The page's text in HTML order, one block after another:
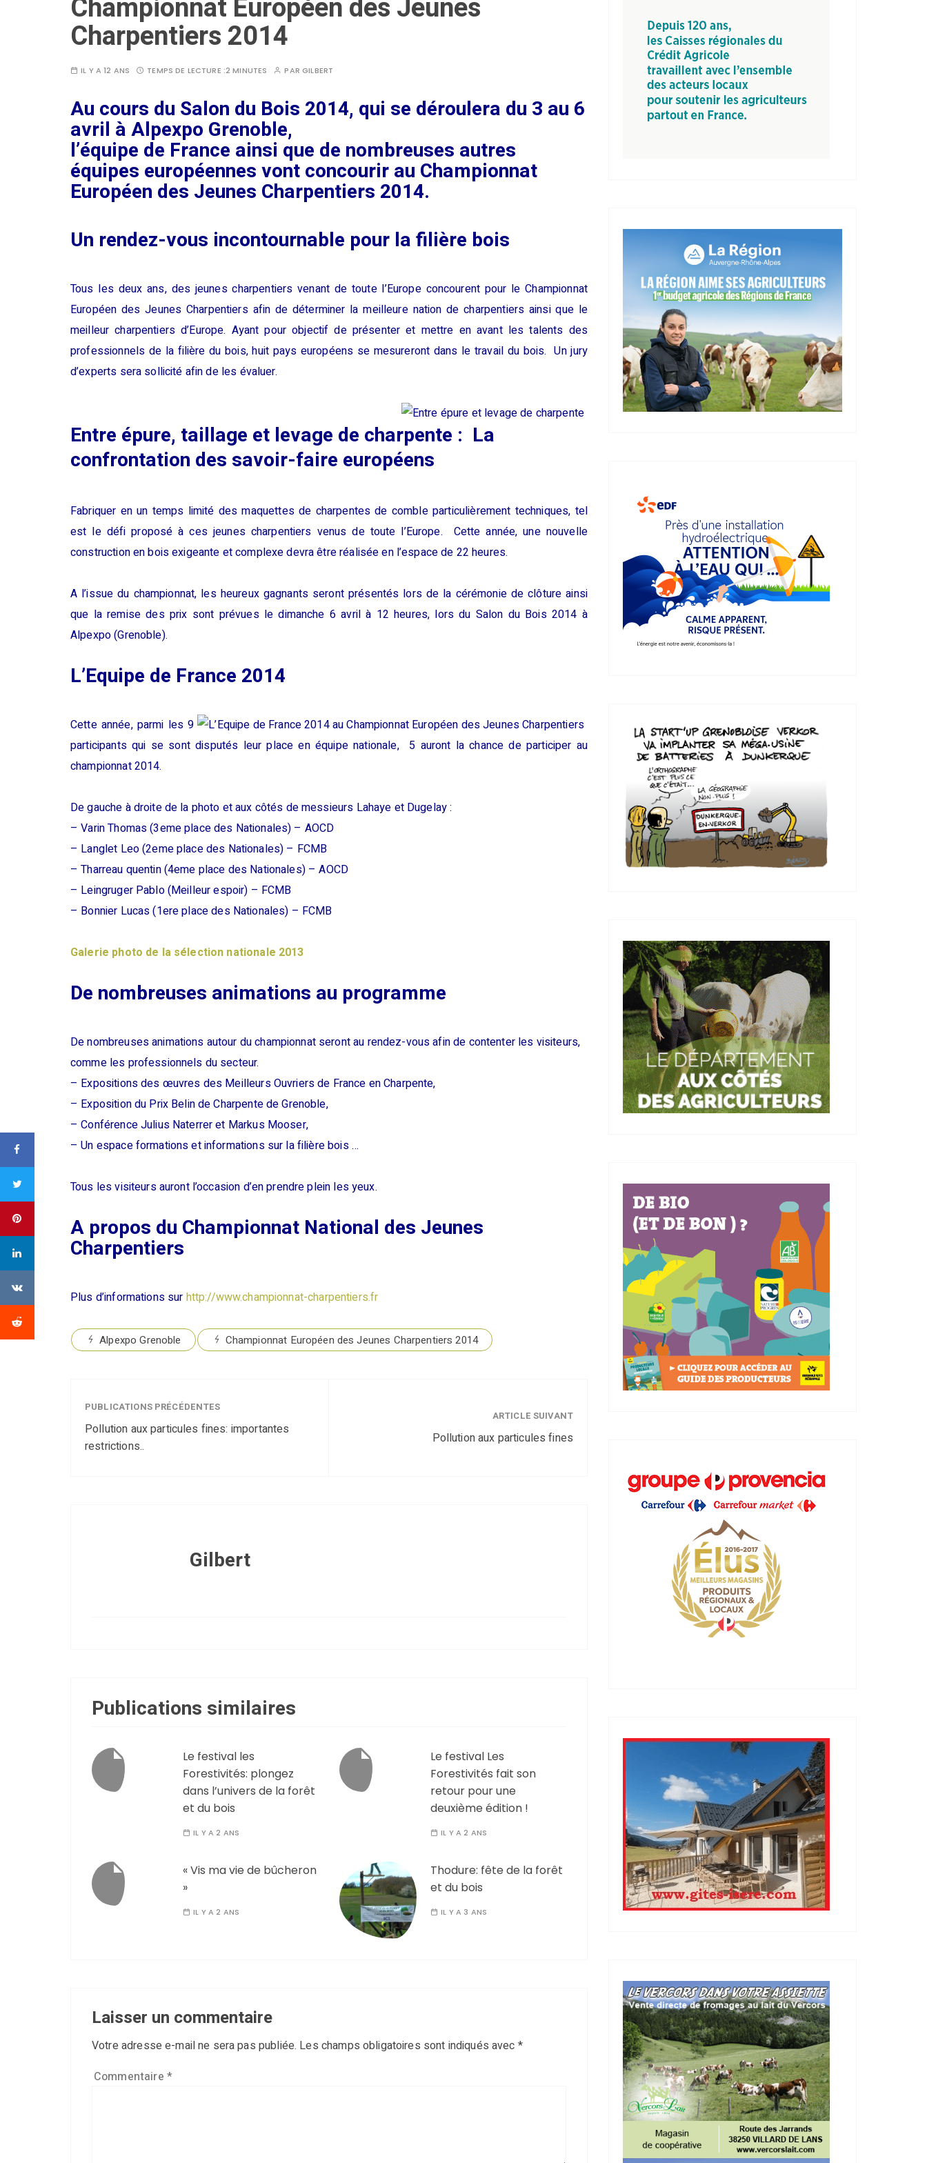
Championnat Européen des Jeunes
Charpentiers 2014
IL Y A 12 ANS TEMPS DE LECTURE :2 MINUTES PARGILBERT
Au cours du Salon du Bois 2014, qui se déroulera du 3 au 6
avril à Alpexpo Grenoble,
l’équipe de France ainsi que de nombreuses autres
équipes européennes vont concourir au Championnat
Européen des Jeunes Charpentiers 2014.
Un rendez-vous incontournable pour la filière bois
Tous les deux ans, des jeunes charpentiers venant de toute l’Europe concourent pour le Championnat
Européen des Jeunes Charpentiers afin de déterminer la meilleure nation de charpentiers ainsi que le
meilleur charpentiers d’Europe. Ayant pour objectif de présenter et mettre en avant les talents des
professionnels de la filière du bois, huit pays européens se mesureront dans le travail du bois. Un jury
d’experts sera sollicité afin de les évaluer.
Entre épure, taillage et levage de charpente : La
confrontation des savoir-faire européens
Fabriquer en un temps limité des maquettes de charpentes de comble particulièrement techniques, tel
est le défi proposé à ces jeunes charpentiers venus de toute l’Europe. Cette année, une nouvelle
construction en bois exigeante et complexe devra être réalisée en l’espace de 22 heures.
A l’issue du championnat, les heureux gagnants seront présentés lors de la cérémonie de clôture ainsi
que la remise des prix sont prévues le dimanche 6 avril à 12 heures, lors du Salon du Bois 2014 à
Alpexpo (Grenoble).
L’Equipe de France 2014
Cette année, parmi les 9
participants qui se sont disputés leur place en équipenationale, 5 auront la chance de participer au
championnat 2014.
De gauche à droite de la photo et aux côtés de messieurs Lahaye et Dugelay :
–Varin Thomas (3eme place des Nationales) – AOCD
– Langlet Leo (2eme place des Nationales) – FCMB
–Tharreau quentin (4eme place des Nationales) – AOCD
– Leingruger Pablo (Meilleur espoir) – FCMB
– Bonnier Lucas (1ere place des Nationales) – FCMB
Galerie photo de la sélection nationale 2013
De nombreuses animations au programme
De nombreuses animations autour du championnat seront au rendez-vous afin de contenter les visiteurs,
comme les professionnels du secteur.
– Expositions des œuvres des Meilleurs Ouvriers de France en Charpente,
– Exposition du Prix Belin de Charpente de Grenoble,
– Conférence Julius Naterrer et Markus Mooser,
– Un espace formations et informations sur la filière bois…
Tous les visiteurs auront l’occasion d’en prendre plein les yeux.
A propos du Championnat National des Jeunes
Charpentiers
Plus d’informations sur http://www.championnat-charpentiers.fr
Alpexpo Grenoble Championnat Européen des Jeunes Charpentiers 2014
PUBLICATIONS PRÉCÉDENTES
Pollution aux particules fines: importantes
restrictions..
ARTICLE SUIVANT
Pollution aux particules fines
Gilbert
Publications similaires
Le festival les
Forestivités: plongez
dans l’univers de la forêt
et du bois
IL Y A 2 ANS
Le festival Les
Forestivités fait son
retour pour une
deuxième édition !
IL Y A 2 ANS
« Vis ma vie de bûcheron
»
IL Y A 2 ANS
Thodure: fête de la forêt
et du bois
IL Y A 3 ANS
Laisser un commentaire
Votre adresse e-mail ne sera pas publiée. Les champs obligatoires sont indiqués avec *
Commentaire *